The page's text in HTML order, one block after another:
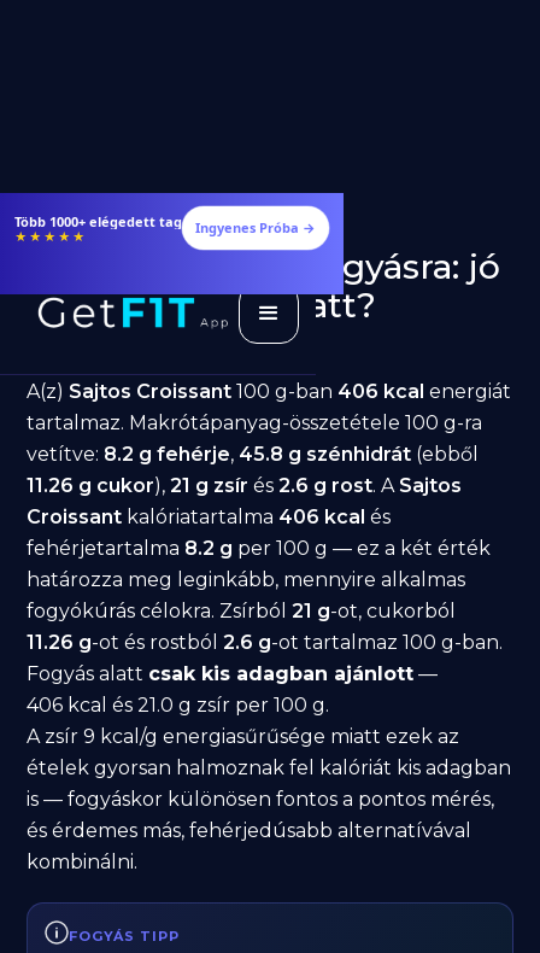
Több 1000+ elégedett tag
★★★★★ Ingyenes Próba →
Sajtos Croissant fogyásra: jó
választás diéta alatt?
A(z) Sajtos Croissant 100 g-ban 406 kcal energiát
tartalmaz. Makrótápanyag-összetétele 100 g-ra
vetítve: 8.2 g fehérje, 45.8 g szénhidrát (ebből
11.26 g cukor),21 g zsír és2.6 g rost. A Sajtos
Croissant kalóriatartalma 406 kcal és
fehérjetartalma 8.2 g per 100 g — ez a két érték
határozza meg leginkább, mennyire alkalmas
fogyókúrás célokra. Zsírból21 g-ot, cukorból
11.26 g-ot és rostból2.6 g-ot tartalmaz 100 g-ban.
Fogyás alatt csak kis adagban ajánlott —
406 kcal és 21.0 g zsír per 100 g.
A zsír 9 kcal/g energiasűrűsége miatt ezek az
ételek gyorsan halmoznak fel kalóriát kis adagban
is — fogyáskor különösen fontos a pontos mérés,
és érdemes más, fehérjedúsabb alternatívával
kombinálni.
FOGYÁS TIPP